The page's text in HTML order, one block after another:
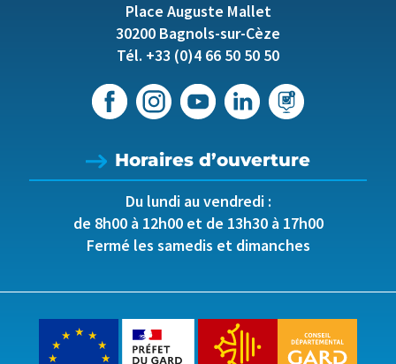
Place Auguste Mallet
30200 Bagnols-sur-Cèze
Tél. +33 (0)4 66 50 50 50
Horaires d’ouverture
Du lundi au vendredi :
de 8h00 à 12h00 et de 13h30 à 17h00
Fermé les samedis et dimanches